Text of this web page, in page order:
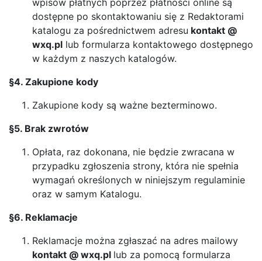
dostępne po skontaktowaniu się z Redaktorami
katalogu za pośrednictwem adresu kontakt @
wxq.pl lub formularza kontaktowego dostępnego
w każdym z naszych katalogów.
§4. Zakupione kody
Zakupione kody są ważne bezterminowo.
§5. Brak zwrotów
Opłata, raz dokonana, nie będzie zwracana w
przypadku zgłoszenia strony, która nie spełnia
wymagań określonych w niniejszym regulaminie
oraz w samym Katalogu.
§6. Reklamacje
Reklamacje można zgłaszać na adres mailowy
kontakt @ wxq.pl lub za pomocą formularza